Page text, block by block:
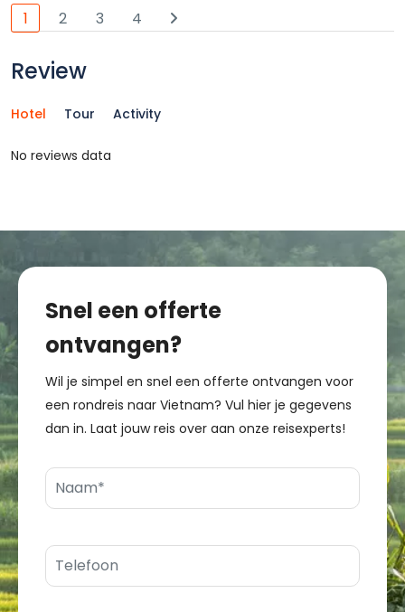
1 2 3 4
Review
Hotel Tour Activity
No reviews data
Snel een offerte
ontvangen?
Wil je simpel en snel een offerte ontvangen voor
een rondreis naar Vietnam? Vul hier je gegevens
dan in. Laat jouw reis over aan onze reisexperts!